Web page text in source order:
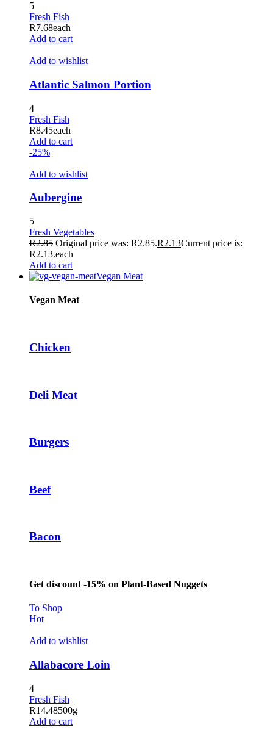
5
Fresh Fish
R7.68each
Add to cart
Add to wishlist
Atlantic Salmon Portion
4
Fresh Fish
R8.45each
Add to cart
-25%
Add to wishlist
Aubergine
5
Fresh Vegetables
R2.85 Original price was: R2.85.R2.13Current price is:
R2.13.each
Add to cart
Vegan Meat
Vegan Meat
Chicken
Deli Meat
Burgers
Beef
Bacon
Get discount -15% on Plant-Based Nuggets
To Shop
Hot
Add to wishlist
Allabacore Loin
4
Fresh Fish
R14.48500g
Add to cart